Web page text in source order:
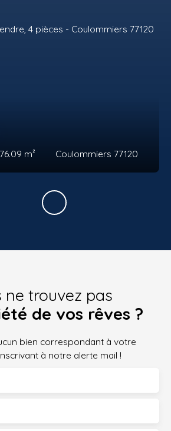
76.09 m² Coulommiers 77120
ne trouvez pas
de vos rêves ?
bien correspondant à votre
à notre alerte mail !